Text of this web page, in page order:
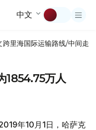
中文
跨里海国际运输路线/中间走廊
1854.75万人
年10月1日，哈萨克